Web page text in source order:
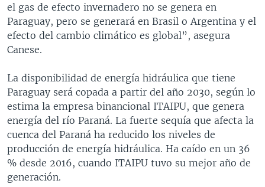
el gas de efecto invernadero no se genera en
Paraguay, pero se generará en Brasil o Argentina y el
efecto del cambio climático es global”, asegura
Canese.
La disponibilidad de energía hidráulica que tiene
Paraguay será copada a partir del año 2030, según lo
estima la empresa binancional ITAIPU, que genera
energía del río Paraná. La fuerte sequía que afecta la
cuenca del Paraná ha reducido los niveles de
producción de energía hidráulica. Ha caído en un 36
% desde 2016, cuando ITAIPU tuvo su mejor año de
generación.